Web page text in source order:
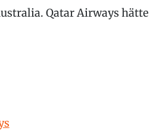
Qatar Airways hätte